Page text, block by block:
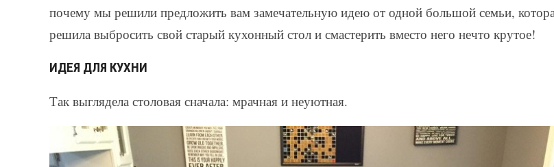
почему мы решили предложить вам замечательную идею от одной большой семьи,
решила выбросить свой старый кухонный стол и смастерить вместо него нечто крутое!
ИДЕЯ ДЛЯ КУХНИ
Так выглядела столовая сначала: мрачная и неуютная.